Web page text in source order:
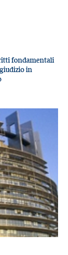
fondamentali
in